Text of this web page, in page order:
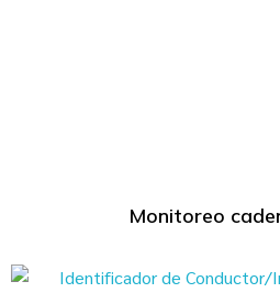
Monitoreo